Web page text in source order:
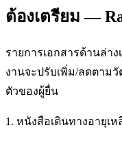
ต้องเตรียม —
รายการเอกสารด้านล่า
งานจะปรับเพิ่ม/ลดตาม
ตัวของผู้ยื่น
1. หนังสือเดินทางอายุเ